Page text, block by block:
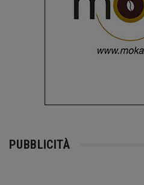
PUBBLICITÀ